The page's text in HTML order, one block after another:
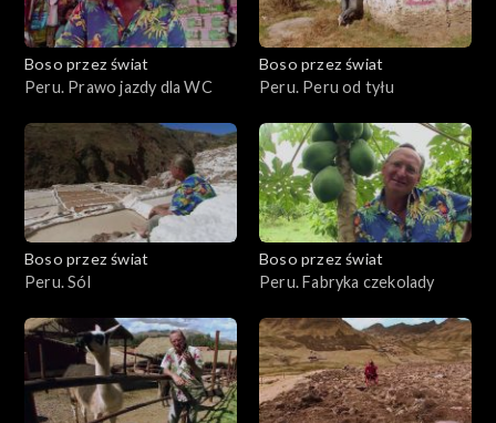
Boso przez świat
Peru. Prawo jazdy dla WC
Boso przez świat
Peru. Peru od tyłu
Boso przez świat
Peru. Sól
Boso przez świat
Peru. Fabryka czekolady